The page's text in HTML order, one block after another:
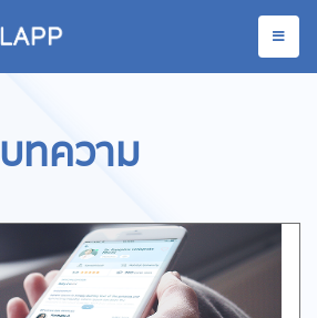
บทความ